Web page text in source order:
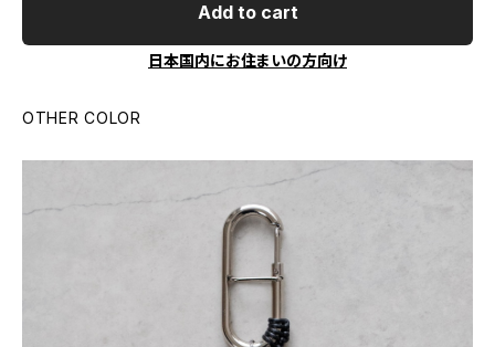
Add to cart
日本国内にお住まいの方向け
OTHER COLOR